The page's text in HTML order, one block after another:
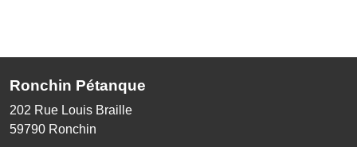
Ronchin Pétanque
202 Rue Louis Braille
59790 Ronchin